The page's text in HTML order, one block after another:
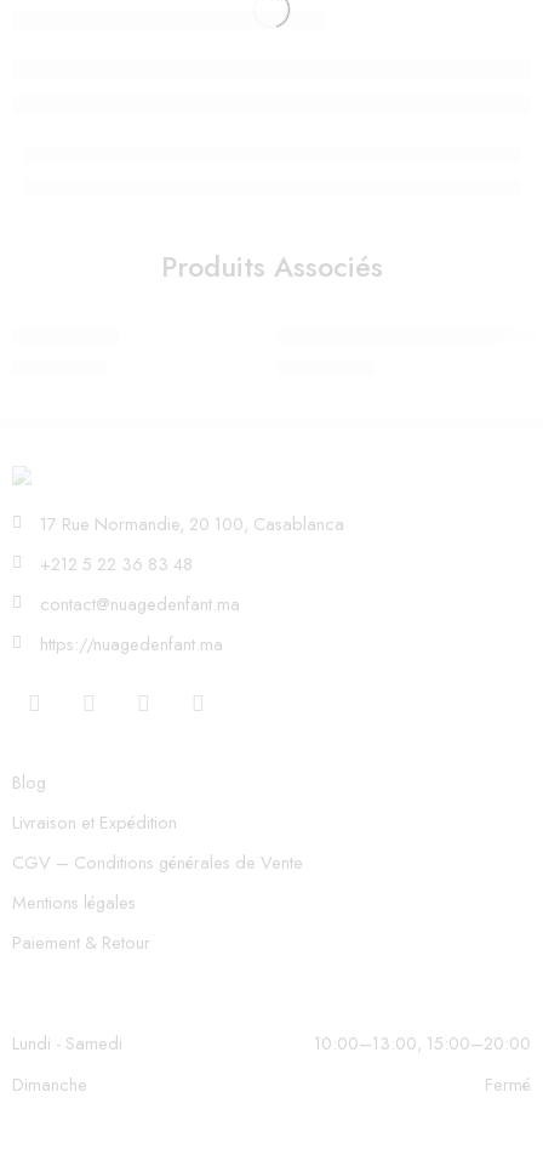
Produits Associés
17 Rue Normandie, 20 100, Casablanca
+212 5 22 36 83 48
contact@nuagedenfant.ma
https://nuagedenfant.ma
Blog
Livraison et Expédition
CGV – Conditions générales de Vente
Mentions légales
Paiement & Retour
Lundi - Samedi
10:00–13:00, 15:00–20:00
Dimanche
Fermé